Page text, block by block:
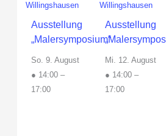
Ausstellung
„Malersymposium“
So. 9. August
● 14:00–
17:00
Ausstellung
Mi. 12. August
● 14:00–
17:00